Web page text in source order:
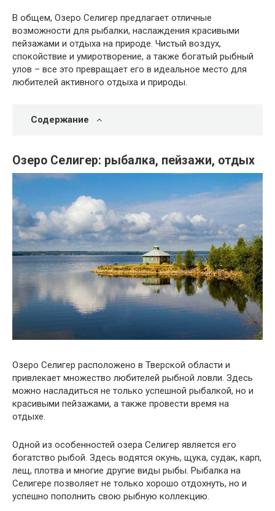
В общем, Озеро Селигер предлагает отличные
возможности для рыбалки, наслаждения красивыми
пейзажами и отдыха на природе. Чистый воздух,
спокойствие и умиротворение, а также богатый рыбный
улов – все это превращает его в идеальное место для
любителей активного отдыха и природы.
Содержание
Озеро Селигер: рыбалка, пейзажи, отдых
Озеро Селигер расположено в Тверской области и
привлекает множество любителей рыбной ловли. Здесь
можно насладиться не только успешной рыбалкой, но и
красивыми пейзажами, а также провести время на
отдыхе.
Одной из особенностей озера Селигер является его
богатство рыбой. Здесь водятся окунь, щука, судак, карп,
лещ, плотва и многие другие виды рыбы. Рыбалка на
Селигере позволяет не только хорошо отдохнуть, но и
успешно пополнить свою рыбную коллекцию.